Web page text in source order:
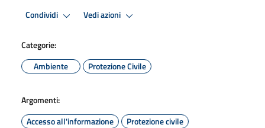
Condividi Vedi azioni
Categorie:
Ambiente
Protezione Civile
Argomenti:
Accesso all'informazione
Protezione civile